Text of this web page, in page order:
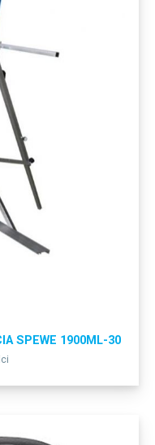
SPEWE 1900ML-30